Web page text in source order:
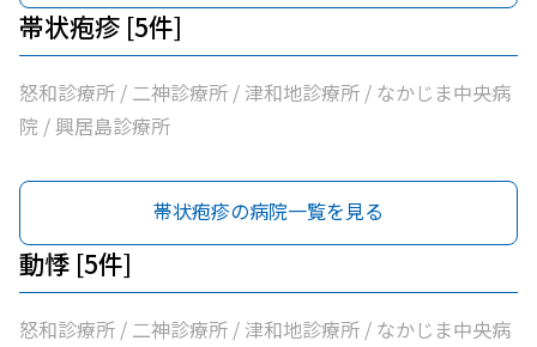
帯状疱疹 [5件]
怒和診療所 / 二神診療所 / 津和地診療所 / なかじま中央病
院 / 興居島診療所
帯状疱疹の病院一覧を見る
動悸 [5件]
怒和診療所 / 二神診療所 / 津和地診療所 / なかじま中央病